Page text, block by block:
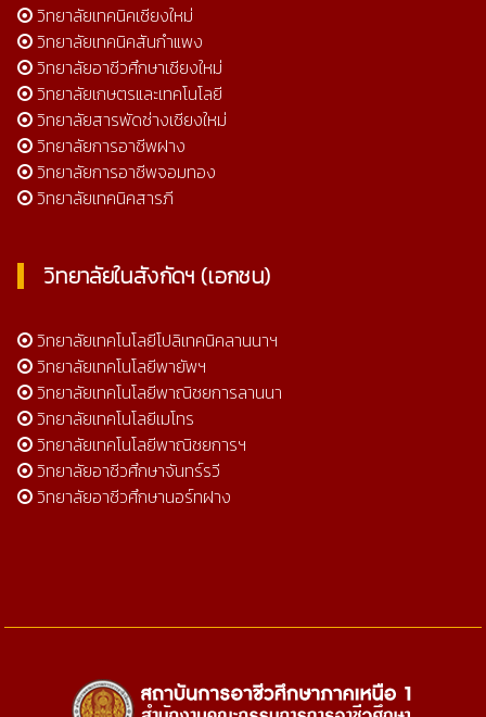
วิทยาลัยเทคนิคเชียงใหม่
วิทยาลัยเทคนิคสันกำแพง
วิทยาลัยอาชีวศึกษาเชียงใหม่
วิทยาลัยเกษตรและเทคโนโลยี
วิทยาลัยสารพัดช่างเชียงใหม่
วิทยาลัยการอาชีพฝาง
วิทยาลัยการอาชีพจอมทอง
วิทยาลัยเทคนิคสารภี
วิทยาลัยในสังกัดฯ (เอกชน)
วิทยาลัยเทคโนโลยีโปลิเทคนิคลานนาฯ
วิทยาลัยเทคโนโลยีพายัพฯ
วิทยาลัยเทคโนโลยีพาณิชยการลานนา
วิทยาลัยเทคโนโลยีเมโทร
วิทยาลัยเทคโนโลยีพาณิชยการฯ
วิทยาลัยอาชีวศึกษาจันทร์รวี
วิทยาลัยอาชีวศึกษานอร์ทฝาง